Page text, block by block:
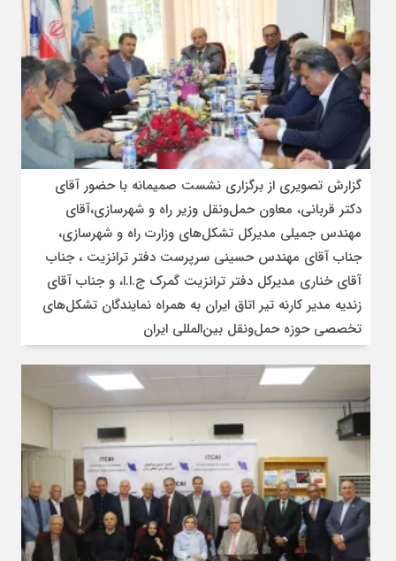
گزارش تصویری از برگزاری نشست صمیمانه با حضور آقای
دکتر قربانی، معاون حمل‌ونقل وزیر راه و شهرسازی،آقای
مهندس جمیلی مدیرکل تشکل‌های وزارت راه و شهرسازی،
جناب آقای مهندس حسینی سرپرست دفتر ترانزیت ، جناب
آقای خناری مدیرکل دفتر ترانزیت گمرک ج.ا.ا، و جناب آقای
زندیه مدیر کارنه تیر اتاق ایران به همراه نمایندگان تشکل‌های
تخصصی حوزه حمل‌ونقل بین‌المللی ایران